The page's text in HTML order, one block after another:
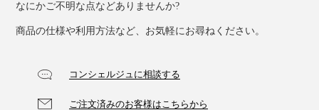
なにかご不明な点などありませんか?
商品の仕様や利用方法など、お気軽にお尋ねください。
コンシェルジュに相談する
ご注文済みのお客様はこちらから